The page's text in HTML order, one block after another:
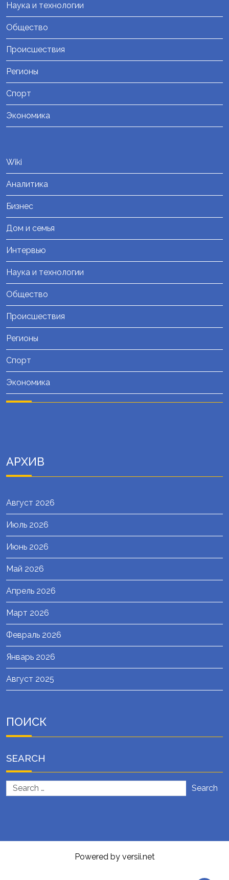
Наука и технологии
Общество
Происшествия
Регионы
Спорт
Экономика
Wiki
Аналитика
Бизнес
Дом и семья
Интервью
Наука и технологии
Общество
Происшествия
Регионы
Спорт
Экономика
АРХИВ
Август 2026
Июль 2026
Июнь 2026
Май 2026
Апрель 2026
Март 2026
Февраль 2026
Январь 2026
Август 2025
ПОИСК
SEARCH
Search
Powered by versii.net